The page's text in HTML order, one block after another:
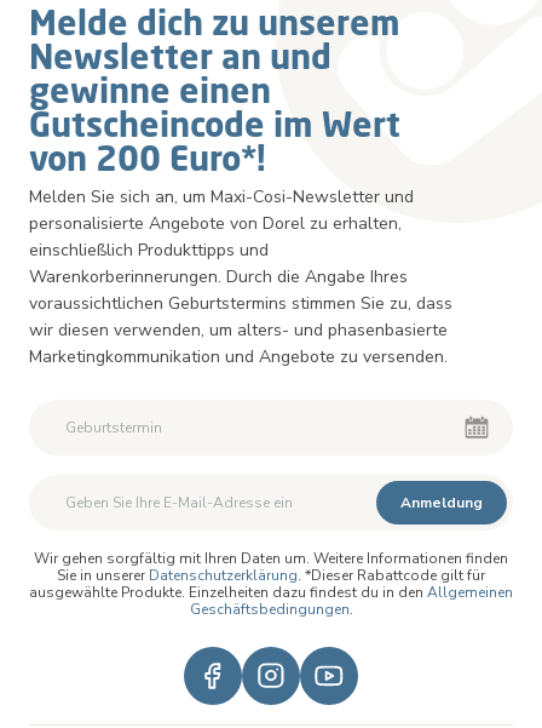
Melde dich zu unserem
Newsletter an und
gewinne einen
Gutscheincode im Wert
von 200 Euro*!
Melden Sie sich an, um Maxi-Cosi-Newsletter und
personalisierte Angebote von Dorel zu erhalten,
einschließlich Produkttipps und
Warenkorberinnerungen. Durch die Angabe Ihres
voraussichtlichen Geburtstermins stimmen Sie zu, dass
wir diesen verwenden, um alters- und phasenbasierte
Marketingkommunikation und Angebote zu versenden.
Zweiter Vorname
Anmeldung
Wir gehen sorgfältig mit Ihren Daten um. Weitere Informationen finden
Sie in unserer Datenschutzerklärung. *Dieser Rabattcode gilt für
ausgewählte Produkte. Einzelheiten dazu findest du in den Allgemeinen
Geschäftsbedingungen.